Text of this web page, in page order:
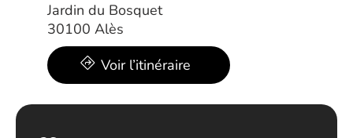
Jardin du Bosquet
30100 Alès
Voir l’itinéraire